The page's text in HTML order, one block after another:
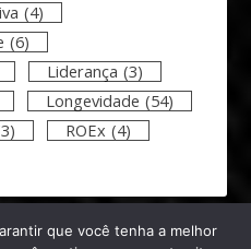
(4)
(6)
Liderança (3)
Longevidade (54)
ROEx (4)
que você tenha a melhor